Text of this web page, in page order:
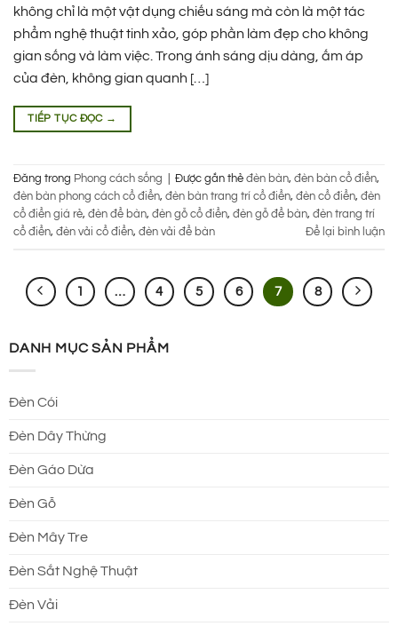
không chỉ là một vật dụng chiếu sáng mà còn là một tác
phẩm nghệ thuật tinh xảo, góp phần làm đẹp cho không
gian sống và làm việc. Trong ánh sáng dịu dàng, ấm áp
của đèn, không gian quanh […]
TIẾP TỤC ĐỌC →
Đăng trong Phong cách sống Được gắn thẻ đèn bàn, đèn bàn cổ điển,
đèn bàn phong cách cổ điển, đèn bàn trang trí cổ điển, đèn cổ điển, đèn
cổ điển giá rẻ, đèn để bàn, đèn gỗ cổ điển, đèn gỗ để bàn, đèn trang trí
cổ điển, đèn vải cổ điển, đèn vải để bàn Để lại bình luận
1 … 4 5 6 7 8
DANH MỤC SẢN PHẨM
Đèn Cói
Đèn Dây Thừng
Đèn Gáo Dừa
Đèn Gỗ
Đèn Mây Tre
Đèn Sắt Nghệ Thuật
Đèn Vải